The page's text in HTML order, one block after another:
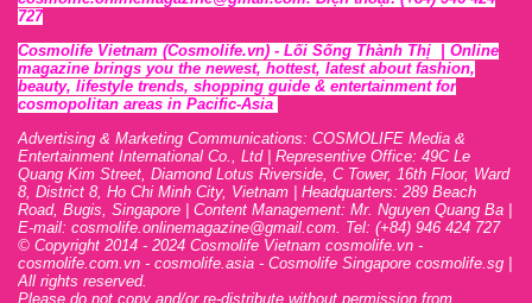
727
Cosmolife Vietnam (Cosmolife.vn) - Lối Sống Thành Thị | Online
magazine brings you the newest, hottest, latest about fashion,
beauty, lifestyle trends, shopping guide & entertainment for
cosmopolitan areas in Pacific-Asia
Advertising & Marketing Communications: COSMOLIFE Media &
Entertainment International Co., Ltd | Representive Office: 49C Le
Quang Kim Street, Diamond Lotus Riverside, C Tower, 16th Floor, Ward
8, District 8, Ho Chi Minh City, Vietnam | Headquarters: 289 Beach
Road, Bugis, Singapore | Content Management: Mr. Nguyen Quang Ba |
E-mail: cosmolife.onlinemagazine@gmail.com. Tel: (+84) 946 424 727
© Copyright 2014 - 2024 Cosmolife Vietnam cosmolife.vn -
cosmolife.com.vn - cosmolife.asia - Cosmolife Singapore cosmolife.sg |
All rights reserved.
Please do not copy and/or re-distribute without permission from